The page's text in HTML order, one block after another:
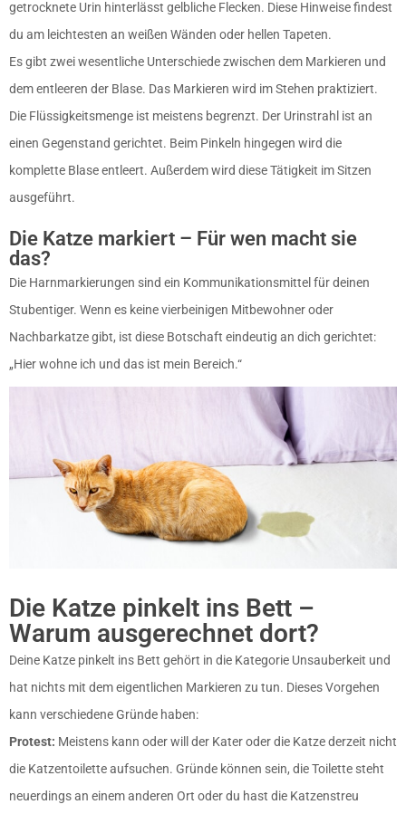
getrocknete Urin hinterlässt gelbliche Flecken. Diese Hinweise findest
du am leichtesten an weißen Wänden oder hellen Tapeten.
Es gibt zwei wesentliche Unterschiede zwischen dem Markieren und
dem entleeren der Blase. Das Markieren wird im Stehen praktiziert.
Die Flüssigkeitsmenge ist meistens begrenzt. Der Urinstrahl ist an
einen Gegenstand gerichtet. Beim Pinkeln hingegen wird die
komplette Blase entleert. Außerdem wird diese Tätigkeit im Sitzen
ausgeführt.
Die Katze markiert – Für wen macht sie
das?
Die Harnmarkierungen sind ein Kommunikationsmittel für deinen
Stubentiger. Wenn es keine vierbeinigen Mitbewohner oder
Nachbarkatze gibt, ist diese Botschaft eindeutig an dich gerichtet:
„Hier wohne ich und das ist mein Bereich.“
Die Katze pinkelt ins Bett –
Warum ausgerechnet dort?
Deine Katze pinkelt ins Bett gehört in die Kategorie Unsauberkeit und
hat nichts mit dem eigentlichen Markieren zu tun. Dieses Vorgehen
kann verschiedene Gründe haben:
Protest: Meistens kann oder will der Kater oder die Katze derzeit nicht
die Katzentoilette aufsuchen. Gründe können sein, die Toilette steht
neuerdings an einem anderen Ort oder du hast die Katzenstreu